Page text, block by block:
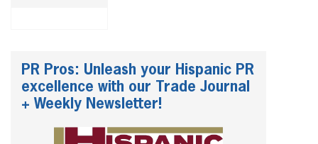
PR Pros: Unleash your Hispanic PR
excellence with our Trade Journal
+ Weekly Newsletter!